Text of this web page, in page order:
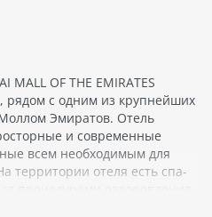
MALL OF THE EMIRATES
рядом с одним из крупнейших
Эмиратов. Отель
и современные
всем необходимым для
территории отеля есть спа-